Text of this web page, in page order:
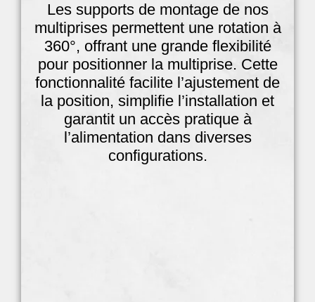
Les supports de montage de nos
multiprises permettent une rotation à
360°, offrant une grande flexibilité
pour positionner la multiprise. Cette
fonctionnalité facilite l’ajustement de
la position, simplifie l’installation et
garantit un accès pratique à
l’alimentation dans diverses
configurations.